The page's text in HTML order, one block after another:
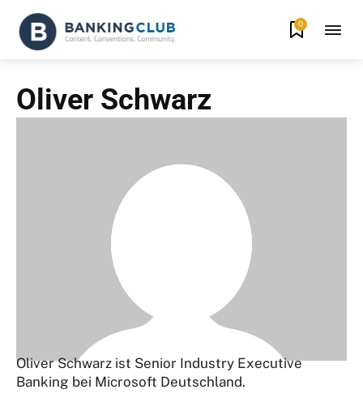
0
Oliver Schwarz
Oliver Schwarz ist Senior Industry Executive
Banking bei Microsoft Deutschland.